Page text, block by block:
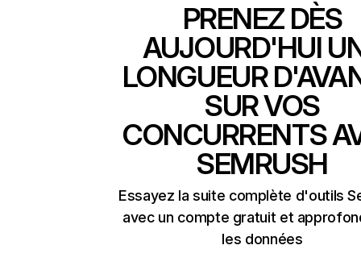
PRENEZ DÈS
AUJOURD'HUI
LONGUEUR
SUR VOS
CONCURRENTS
SEMRUSH
Essayez la suite complète d'outils
avec un compte gratuit et
les données